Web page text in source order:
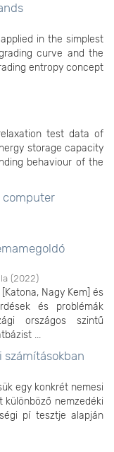
in the simplest
curve and the
entropy concept
test data of
storage capacity
behaviour of the
computer
(2022)
Nagy Kem] és
és problémák
országos szintű
...
számításokban
egy konkrét nemesi
különböző nemzedéki
pí tesztje alapján